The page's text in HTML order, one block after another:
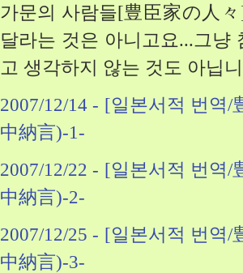
가문의 사람들[豊臣家の人
달라는 것은 아니고요...그냥
고 생각하지 않는 것도 아닙
2007/12/14 - [일본서적 번역
中納言)-1-
2007/12/22 - [일본서적 번역
中納言)-2-
2007/12/25 - [일본서적 번역
中納言)-3-